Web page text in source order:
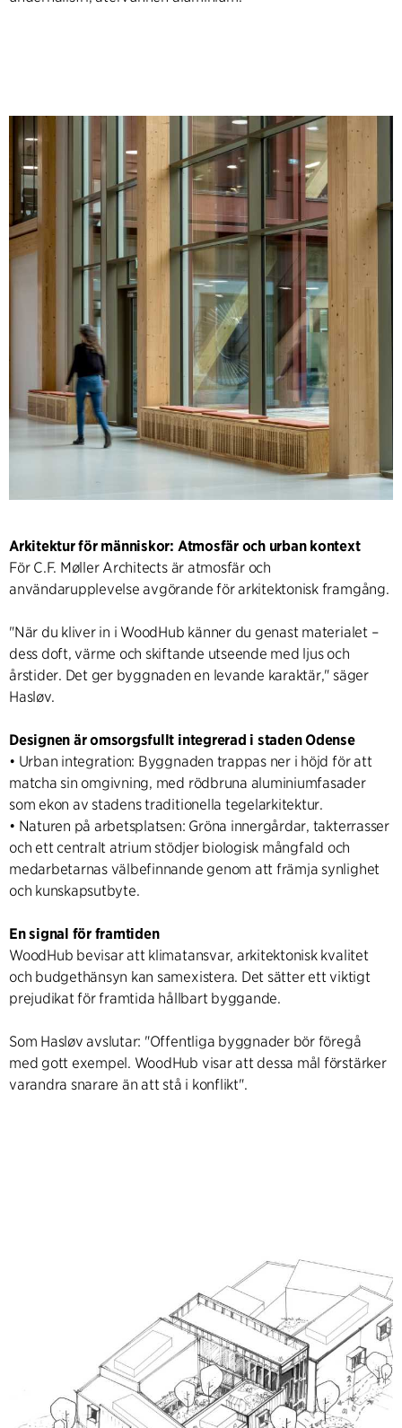
Arkitektur för människor: Atmosfär och urban kontext
För C.F. Møller Architects är atmosfär och
användarupplevelse avgörande för arkitektonisk framgång.
"När du kliver in i WoodHub känner du genast materialet –
dess doft, värme och skiftande utseende med ljus och
årstider. Det ger byggnaden en levande karaktär," säger
Hasløv.
Designen är omsorgsfullt integrerad i staden Odense
• Urban integration: Byggnaden trappas ner i höjd för att
matcha sin omgivning, med rödbruna aluminiumfasader
som ekon av stadens traditionella tegelarkitektur.
• Naturen på arbetsplatsen: Gröna innergårdar, takterrasser
och ett centralt atrium stödjer biologisk mångfald och
medarbetarnas välbefinnande genom att främja synlighet
och kunskapsutbyte.
En signal för framtiden
WoodHub bevisar att klimatansvar, arkitektonisk kvalitet
och budgethänsyn kan samexistera. Det sätter ett viktigt
prejudikat för framtida hållbart byggande.
Som Hasløv avslutar: "Offentliga byggnader bör föregå
med gott exempel. WoodHub visar att dessa mål förstärker
varandra snarare än att stå i konflikt".